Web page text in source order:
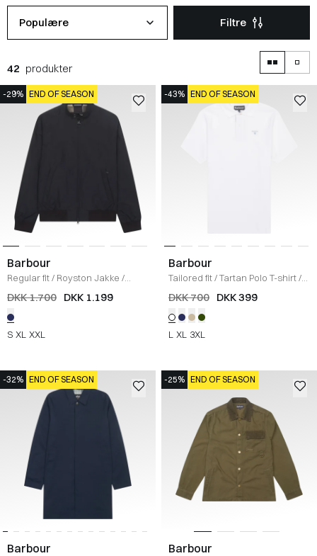
Populære Filtre
42 produkter
-29% END OF SEASON
Barbour
Regular fit/ Royston Jakke /
NAVY
DKK 1.700 DKK 1.199
S XL XXL
-43% END OF SEASON
Barbour
Tailored fit/Tartan Polo T-shirt/
HVID
DKK 700 DKK 399
L XL 3XL
-32% END OF SEASON
Barbour
-25% END OF SEASON
Barbour